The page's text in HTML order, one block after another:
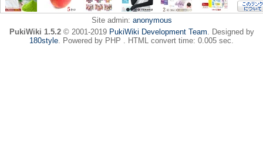
Site admin: anonymous
PukiWiki 1.5.2© 2001-2019 PukiWiki Development Team. Designed by
180style. Powered by PHP . HTML convert time: 0.005 sec.